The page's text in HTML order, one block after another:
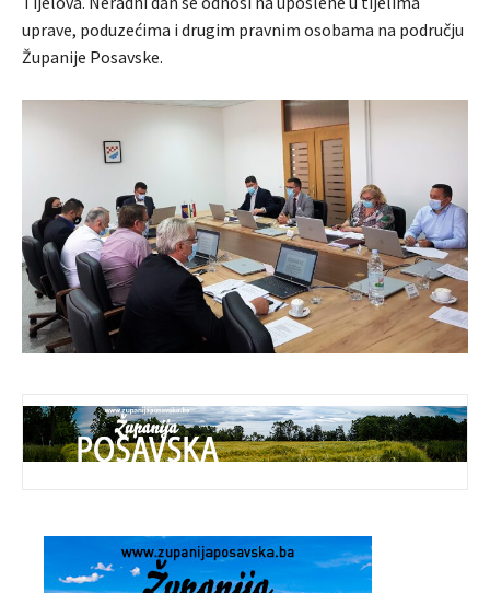
uprave, poduzećima i drugim pravnim osobama na području
Županije Posavske.